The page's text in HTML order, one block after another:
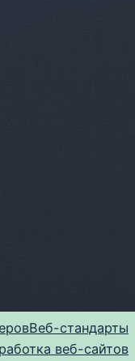
Веб-стандарты
веб-сайтов